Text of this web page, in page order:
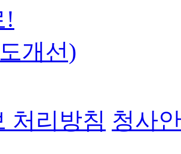
!
개선)
처리방침 청사